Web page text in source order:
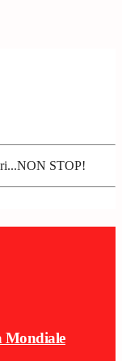
STOP!
Mondiale